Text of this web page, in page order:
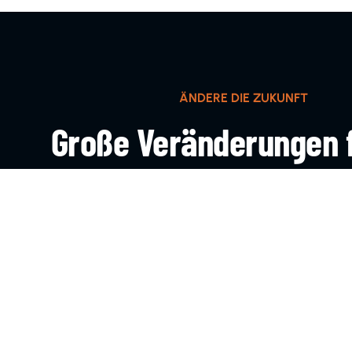
ÄNDERE DIE ZUKUNFT
Große Veränderungen